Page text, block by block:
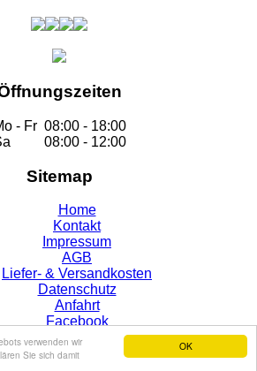
OK
verwenden wir
Sie sich damit
- Fr 08:00 - 18:00
08:00 - 12:00
Sitemap
Home
Kontakt
Impressum
AGB
Liefer- & Versandkosten
Datenschutz
Anfahrt
Facebook
© 2015